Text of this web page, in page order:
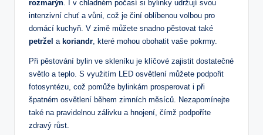
rozmarýn. I v chladném počasí si bylinky udržují svou
intenzivní chuť a vůni, což je činí oblíbenou volbou pro
domácí kuchyň. V zimě můžete snadno pěstovat také
petržel a koriandr, které mohou obohatit vaše pokrmy.
Při pěstování bylin ve skleníku je klíčové zajistit dostatečné
světlo a teplo. S využitím LED osvětlení můžete podpořit
fotosyntézu, což pomůže bylinkám prosperovat i při
špatném osvětlení během zimních měsíců. Nezapomínejte
také na pravidelnou zálivku a hnojení, čímž podpoříte
zdravý růst.